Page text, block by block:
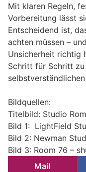
Mit klaren Regeln,
Vorbereitung lässt
Entscheidend ist,
achten müssen –
Unsicherheit richtig
Schritt für Schritt
Bildquellen:
Titelbild: Studio
Bild 1: LightField
Bild 2: Newman
Bild 3: Room 76 –
Mail